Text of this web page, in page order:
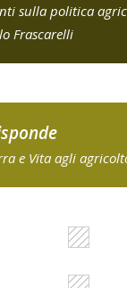
sulla politica
Frascarelli
e Vita agli